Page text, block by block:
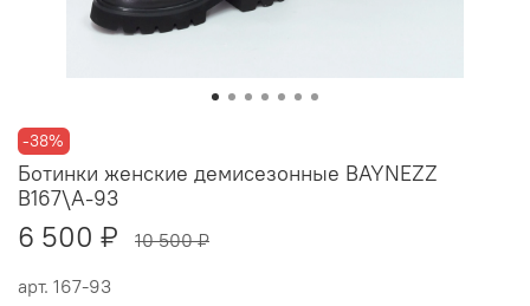
-38%
арт. 167-93
Ботинки женские демисезонные BAYNEZZ
B167\A-93
6 500 ₽ 10 500 ₽